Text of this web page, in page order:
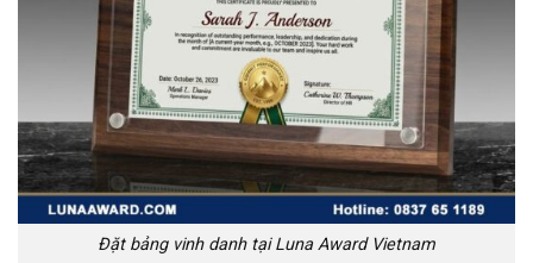
Đặt bảng vinh danh tại Luna Award Vietnam